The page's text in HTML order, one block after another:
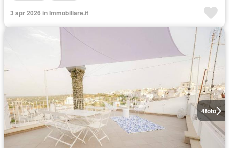
3 apr 2026 in Immobiliare.it
4foto